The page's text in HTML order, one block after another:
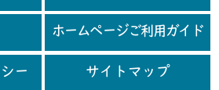
ホームページご利用ガイド
ー サイトマップ